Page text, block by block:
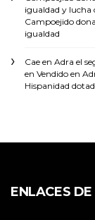
igualdad y lucha
Campoejido
igualdad
Cae en Adra el
en Vendido en
Hispanidad
ENLACES